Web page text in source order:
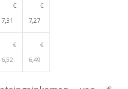
€
7,31
€
7,27
€
6,52
€
6,49